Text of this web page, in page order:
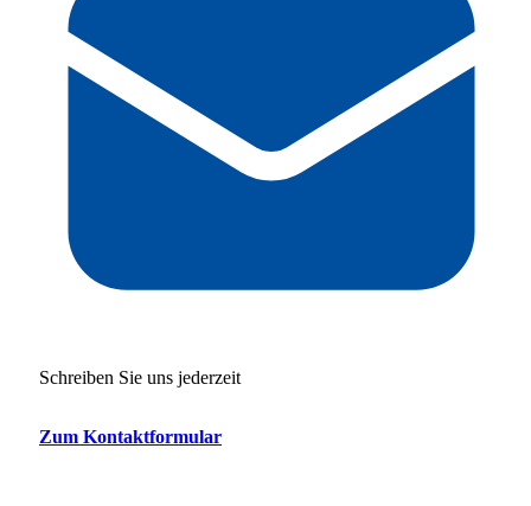
Schreiben Sie uns jederzeit
Zum Kontaktformular